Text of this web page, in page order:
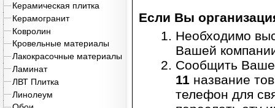
Керамическая плитка
Керамогранит
Ковролин
Кровельные материалы
Лакокрасочные материалы
Ламинат
ЛВТ Плитка
Линолеум
Если Вы
Необходимо
Вашей
Сообщить
11 название
телефон для